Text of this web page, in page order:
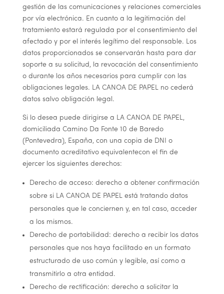
gestión de las comunicaciones y relaciones comerciales
por vía electrónica. En cuanto a la legitimación del
tratamiento estará regulada por el consentimiento del
afectado y por el interés legítimo del responsable. Los
datos proporcionados se conservarán hasta para dar
soporte a su solicitud, la revocación del consentimiento
o durante los años necesarios para cumplir con las
obligaciones legales. LA CANOA DE PAPELno cederá
datos salvo obligación legal.
Si lo desea puede dirigirse a LA CANOA DE PAPEL,
domiciliada Camino Da Fonte 10 de Baredo
(Pontevedra), España, con una copia de DNI o
documento acreditativo equivalentecon el fin de
ejercer los siguientes derechos:
Derecho de acceso: derecho a obtener confirmación
sobre si LA CANOA DE PAPEL está tratando datos
personales que le conciernen y, en tal caso, acceder
a los mismos.
Derecho de portabilidad: derecho a recibir los datos
personales que nos haya facilitado en un formato
estructurado de uso común y legible, así como a
transmitirlo a otra entidad.
Derecho de rectificación: derecho a solicitar la